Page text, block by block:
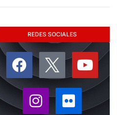
REDES SOCIALES